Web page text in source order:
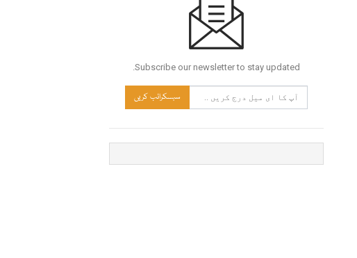
Subscribe our newsletter to stay updated.
سبسکرائب کریں